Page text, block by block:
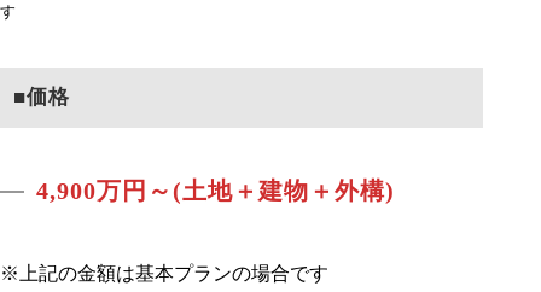
す
■価格
4,900万円～ (土地＋建物＋外構)
※上記の金額は基本プランの場合です